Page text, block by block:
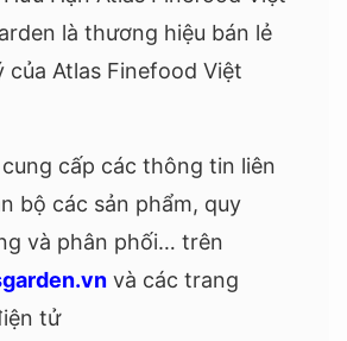
là thương hiệu bán lẻ
của Atlas Finefood Việt
cung cấp các thông tin liên
bộ các sản phẩm, quy
và phân phối… trên
và các trang
tử